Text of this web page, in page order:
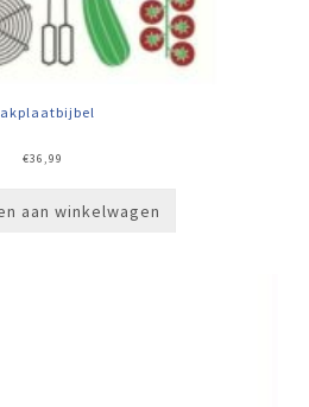
€36,99
aan winkelwagen